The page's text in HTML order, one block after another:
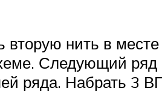
вторую нить в
Следующий ряд
ряда. Набрать 3